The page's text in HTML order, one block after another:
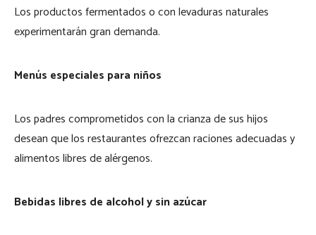
Los productos fermentados o con levaduras naturales
experimentarán gran demanda.
Menús especiales para niños
Los padres comprometidos con la crianza de sus hijos
desean que los restaurantes ofrezcan raciones adecuadas y
alimentos libres de alérgenos.
Bebidas libres de alcohol y sin azúcar